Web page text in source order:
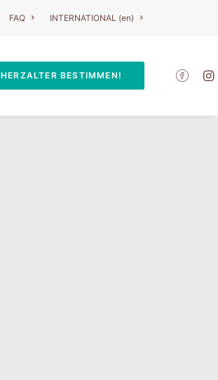
FAQ INTERNATIONAL (en)
HERZALTER BESTIMMEN!